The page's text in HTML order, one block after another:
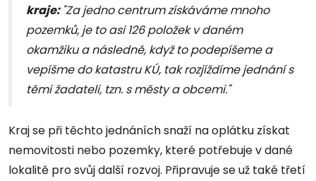
kraje: "Za jedno centrum získáváme mnoho
pozemků, je to asi 126 položek v daném
okamžiku a následně, když to podepíšeme a
vepíšme do katastru KÚ, tak rozjíždíme jednání s
těmi žadateli, tzn. s městy a obcemi."
Kraj se při těchto jednáních snaží na oplátku získat
nemovitosti nebo pozemky, které potřebuje v dané
lokalitě pro svůj další rozvoj. Připravuje se už také třetí